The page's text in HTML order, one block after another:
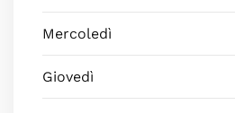
Mercoledì
Giovedì